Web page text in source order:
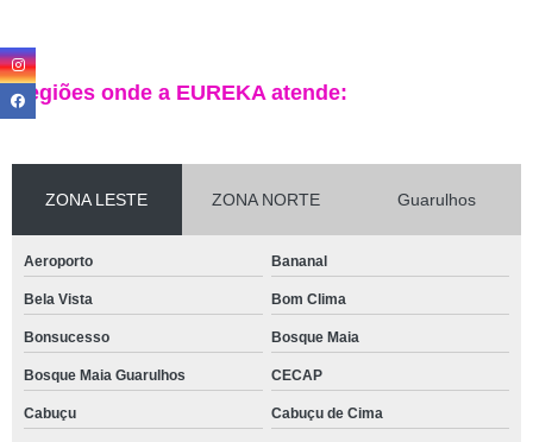
Regiões onde a EUREKA atende:
ZONA LESTE ZONA NORTE Guarulhos
Aeroporto Bananal
Bela Vista Bom Clima
Bonsucesso Bosque Maia
Bosque Maia Guarulhos CECAP
Cabuçu Cabuçu de Cima